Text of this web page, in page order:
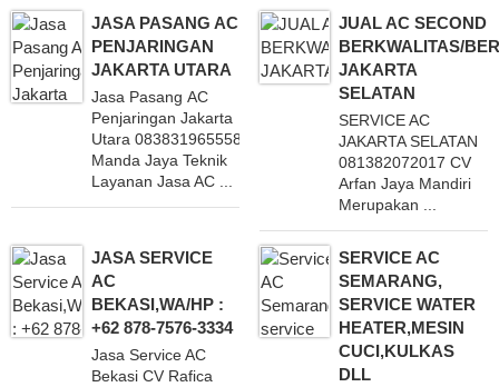
JASA PASANG AC
PENJARINGAN
JAKARTA UTARA
Jasa Pasang AC
Penjaringan Jakarta
Utara 083831965558
Manda Jaya Teknik
Layanan Jasa AC ...
JUAL AC SECOND
BERKWALITAS/
JAKARTA
SELATAN
SERVICE AC
JAKARTA SELATAN
081382072017 CV
Arfan Jaya Mandiri
Merupakan ...
JASA SERVICE
AC
BEKASI,WA/HP :
+62 878-7576-3334
Jasa Service AC
Bekasi CV Rafica
SERVICE AC
SEMARANG,
SERVICE WATER
HEATER,MESIN
CUCI,KULKAS
DLL